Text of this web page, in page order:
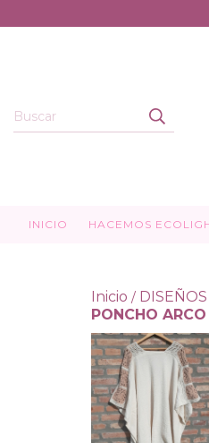
INICIO HACEMOS
Inicio /
PONCHO